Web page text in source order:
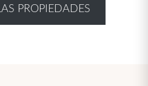
PROPIEDADES